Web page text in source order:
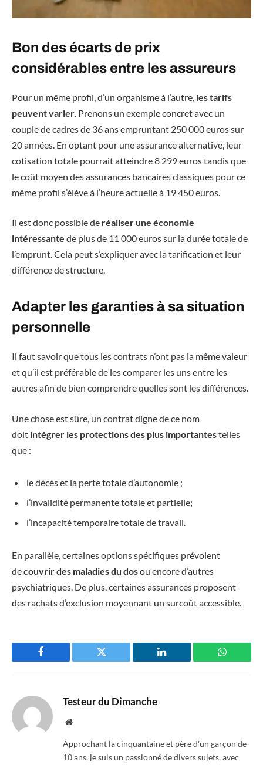
Bon des écarts de prix
considérables entre les assureurs
Pour un même profil, d’un organisme à l’autre, les tarifs
peuvent varier . Prenons un exemple concret avec un
couple de cadres de 36 ans empruntant 250 000 euros sur
20 années. En optant pour une assurance alternative, leur
cotisation totale pourrait atteindre 8 299 euros tandis que
le coût moyen des assurances bancaires classiques pour ce
même profil s’élève à l’heure actuelle à 19 450 euros.
Il est donc possible de réaliser une économie
intéressante de plus de 11 000 euros sur la durée totale de
l’emprunt. Cela peut s’expliquer avec la tarification et leur
différence de structure.
Adapter les garanties à sa situation
personnelle
Il faut savoir que tous les contrats n’ont pas la même valeur
et qu’il est préférable de les comparer les uns entre les
autres afin de bien comprendre quelles sont les différences.
Une chose est sûre, un contrat digne de ce nom
doit intégrer les protections des plus importantestelles
que :
le décès et la perte totale d’autonomie ;
l’invalidité permanente totale et partielle;
l’incapacité temporaire totale de travail.
En parallèle, certaines options spécifiques prévoient
decouvrir des maladies du dosou encore d’autres
psychiatriques. De plus, certaines assurances proposent
des rachats d’exclusion moyennant un surcoût accessible.
Facebook Twitter LinkedIn
Testeur du Dimanche
Website
Approchant la cinquantaine et père d'un garçon de
10 ans, je suis un passionné de divers sujets, avec